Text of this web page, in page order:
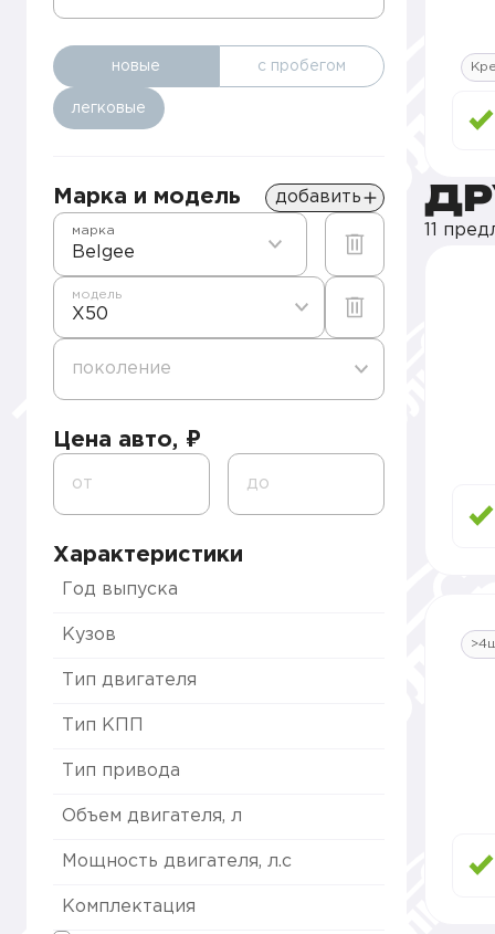
новые с пробегом
легковые
Марка и модель добавить
Belgee
марка
X50
модель
поколение
Цена авто, ₽
от до
Характеристики
Год выпуска
Кузов
Тип двигателя
Тип КПП
Тип привода
Объем двигателя, л
Мощность двигателя, л.с
Комплектация
11